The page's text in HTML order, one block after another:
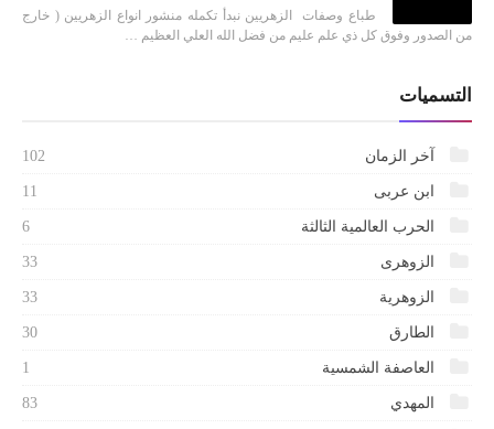
طباع وصفات الزهريين نبدأ تكمله منشور انواع الزهريين ( خارج
من الصدور وفوق كل ذي علم عليم من فضل الله العلي العظيم …
التسميات
آخر الزمان 102
ابن عربى 11
الحرب العالمية الثالثة 6
الزوهرى 33
الزوهرية 33
الطارق 30
العاصفة الشمسية 1
المهدي 83